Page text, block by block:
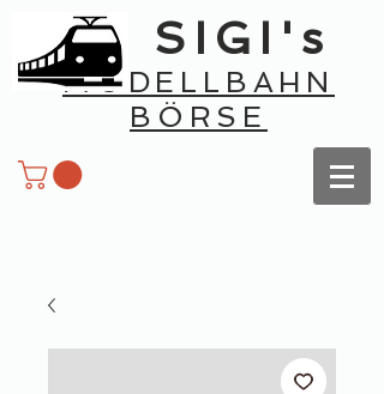
SIGI's
MODELLBAHN
BÖRSE